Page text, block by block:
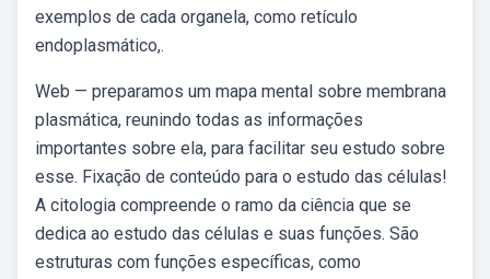
exemplos de cada organela, como retículo
endoplasmático,.
Web — preparamos um mapa mental sobre membrana
plasmática, reunindo todas as informações
importantes sobre ela, para facilitar seu estudo sobre
esse. Fixação de conteúdo para o estudo das células!
A citologia compreende o ramo da ciência que se
dedica ao estudo das células e suas funções. São
estruturas com funções específicas, como